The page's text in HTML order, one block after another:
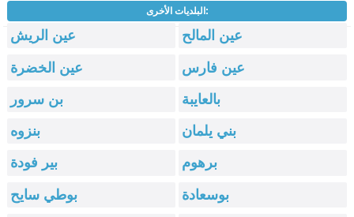
البلديات الأخرى:
عين المالح عين الريش
عين فارس عين الخضرة
بالعايبة بن سرور
بني يلمان بنزوه
برهوم بير فودة
بوسعادة بوطي سايح